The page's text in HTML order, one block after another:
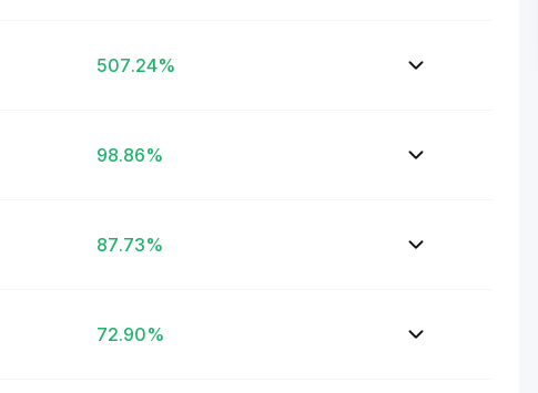
507.24%
98.86%
87.73%
72.90%